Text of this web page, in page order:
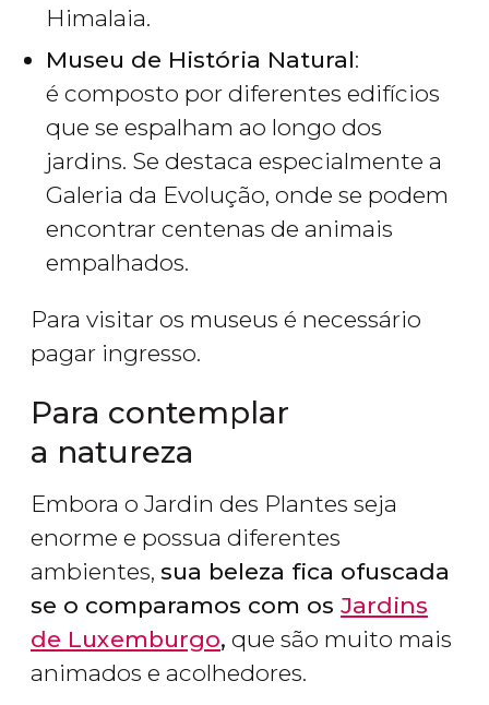
Himalaia.
Museu de História Natural:
é composto por diferentes edifícios
que se espalham ao longo dos
jardins. Se destaca especialmente a
Galeria da Evolução, onde se podem
encontrar centenas de animais
empalhados.
Para visitar os museus é necessário
pagar ingresso.
Para contemplar
a natureza
Embora o Jardin des Plantes seja
enorme e possua diferentes
ambientes, sua beleza fica ofuscada
se o comparamos com os Jardins
de Luxemburgo, que são muito mais
animados e acolhedores.